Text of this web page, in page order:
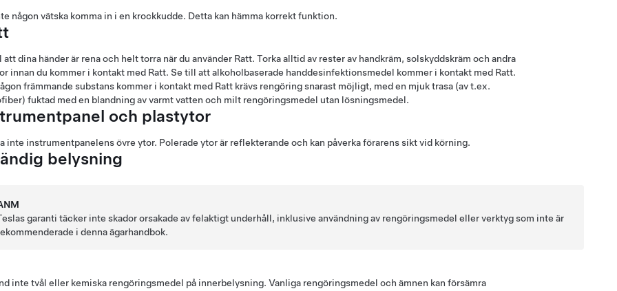
någon vätska komma in i en krockkudde. Detta kan hämma korrekt funktion.
att dina händer är rena och helt torra när du använder Ratt. Torka alltid av rester av handkräm, solskyddskräm och andra
innan du kommer i kontakt med Ratt. Se till att alkoholbaserade handdesinfektionsmedel kommer i kontakt med Ratt.
främmande substans kommer i kontakt med Ratt krävs rengöring snarast möjligt, med en mjuk trasa (av t.ex.
fuktad med en blandning av varmt vatten och milt rengöringsmedel utan lösningsmedel.
och plastytor
inte instrumentpanelens övre ytor. Polerade ytor är reflekterande och kan påverka förarens sikt vid körning.
belysning
garanti täcker inte skador orsakade av felaktigt underhåll, inklusive användning av rengöringsmedel eller verktyg som inte är
i denna ägarhandbok.
inte tvål eller kemiska rengöringsmedel på innerbelysning. Vanliga rengöringsmedel och ämnen kan försämra